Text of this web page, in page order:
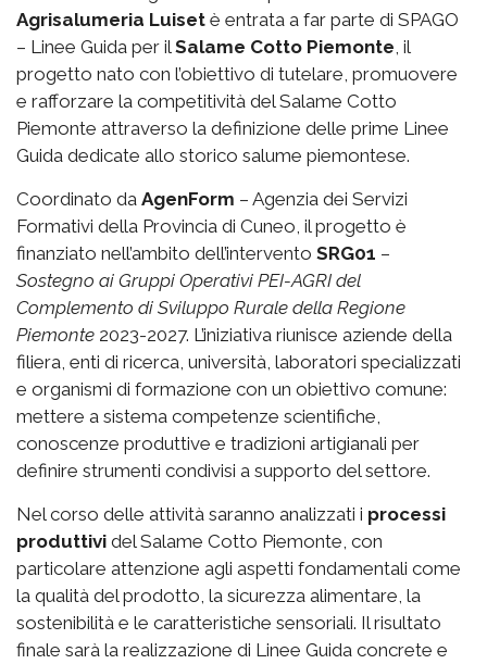
Agrisalumeria Luiset è entrata a far parte di SPAGO
– Linee Guida per il Salame Cotto Piemonte , il
progetto nato con l’obiettivo di tutelare, promuovere
e rafforzare la competitività del Salame Cotto
Piemonte attraverso la definizione delle prime Linee
Guida dedicate allo storico salume piemontese.
Coordinato da AgenForm – Agenzia dei Servizi
Formativi della Provincia di Cuneo, il progetto è
finanziato nell’ambito dell’intervento SRG01 –
Sostegno ai Gruppi Operativi PEI-AGRI del
Complemento di Sviluppo Rurale della Regione
Piemonte 2023-2027. L’iniziativa riunisce aziende della
filiera, enti di ricerca, università, laboratori specializzati
e organismi di formazione con un obiettivo comune:
mettere a sistema competenze scientifiche,
conoscenze produttive e tradizioni artigianali per
definire strumenti condivisi a supporto del settore.
Nel corso delle attività saranno analizzati i processi
produttivi del Salame Cotto Piemonte, con
particolare attenzione agli aspetti fondamentali come
la qualità del prodotto, la sicurezza alimentare, la
sostenibilità e le caratteristiche sensoriali. Il risultato
finale sarà la realizzazione di Linee Guida concrete e